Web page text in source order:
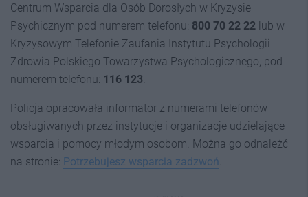
Centrum Wsparcia dla Osób Dorosłych w Kryzysie
Psychicznym pod numerem telefonu: 800 70 22 22 lub w
Kryzysowym Telefonie Zaufania Instytutu Psychologii
Zdrowia Polskiego Towarzystwa Psychologicznego, pod
numerem telefonu: 116 123
Policja opracowała informator z numerami telefonów
obsługiwanych przez instytucje i organizacje udzielające
wsparcia i pomocy młodym osobom. Można go odnależć
na stronie: Potrzebujesz wsparcia zadzwoń